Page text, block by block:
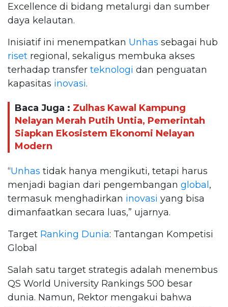
Excellence di bidang metalurgi dan sumber
daya kelautan.
Inisiatif ini menempatkan Unhas sebagai hub
riset regional, sekaligus membuka akses
terhadap transfer teknologi dan penguatan
kapasitas inovasi.
Baca Juga : Zulhas Kawal Kampung
Nelayan Merah Putih Untia, Pemerintah
Siapkan Ekosistem Ekonomi Nelayan
Modern
“Unhas tidak hanya mengikuti, tetapi harus
menjadi bagian dari pengembangan global ,
termasuk menghadirkan inovasi yang bisa
dimanfaatkan secara luas,” ujarnya.
Target Ranking Dunia: Tantangan Kompetisi
Global
Salah satu target strategis adalah menembus
QS World University Rankings 500 besar
dunia. Namun, Rektor mengakui bahwa